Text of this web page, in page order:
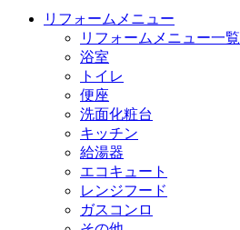
リフォームメニュー
リフォームメニュー一覧
浴室
トイレ
便座
洗面化粧台
キッチン
給湯器
エコキュート
レンジフード
ガスコンロ